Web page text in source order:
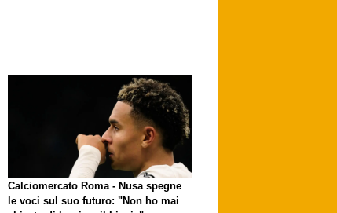
Calciomercato Roma - Nusa spegne
le voci sul suo futuro: "Non ho mai